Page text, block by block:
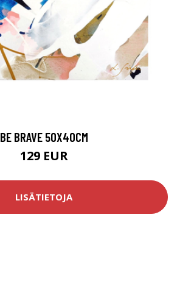
BE BRAVE 50X40CM
129 EUR
LISÄTIETOJA